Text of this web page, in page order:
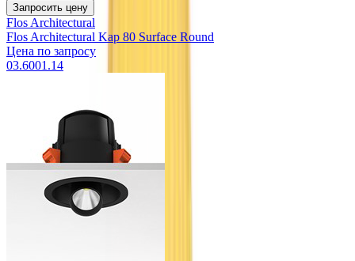
Запросить цену
Flos Architectural
Flos Architectural Kap 80 Surface Round
Цена по запросу
03.6001.14